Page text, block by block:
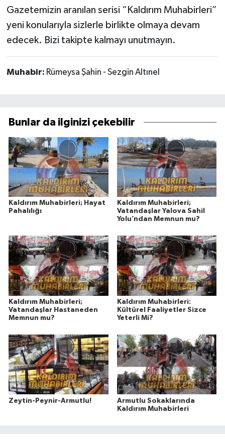
Gazetemizin aranılan serisi “Kaldırım Muhabirleri”
yeni konularıyla sizlerle birlikte olmaya devam
edecek. Bizi takipte kalmayı unutmayın.
Muhabir: Rümeysa Şahin - Sezgin Altınel
Bunlar da ilginizi çekebilir
Kaldırım Muhabirleri; Hayat
Pahalılığı
Kaldırım Muhabirleri;
Vatandaşlar Yalova Sahil
Yolu’ndan Memnun mu?
Kaldırım Muhabirleri;
Vatandaşlar Hastaneden
Memnun mu?
Kaldırım Muhabirleri:
Kültürel Faaliyetler Sizce
Yeterli Mi?
Zeytin-Peynir-Armutlu!
Armutlu Sokaklarında
Kaldırım Muhabirleri